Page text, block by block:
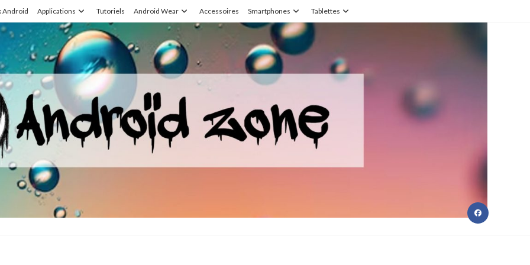
Android Applications Tutoriels Android Wear Accessoires Smartphones Tablettes